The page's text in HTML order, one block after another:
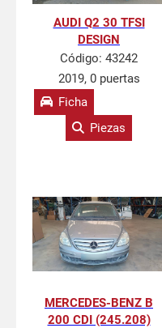
AUDI Q2 30 TFSI
DESIGN
Código: 43242
2019, 0 puertas
Ficha
Piezas
MERCEDES-BENZ B
200 CDI (245.208)